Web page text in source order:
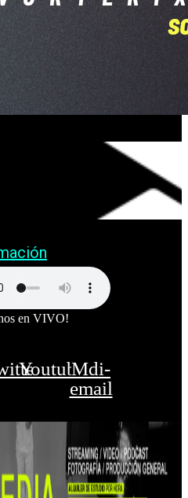
en VIVO!
YoutubeMdi-
email